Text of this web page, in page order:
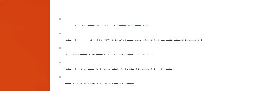
一个公司为什么要做网站
建立一个优秀的利于用户的好感度的网站。
如何更新网站内容最有效？
建立便于访问者浏览的网站内容。
网站诊断的必经步骤